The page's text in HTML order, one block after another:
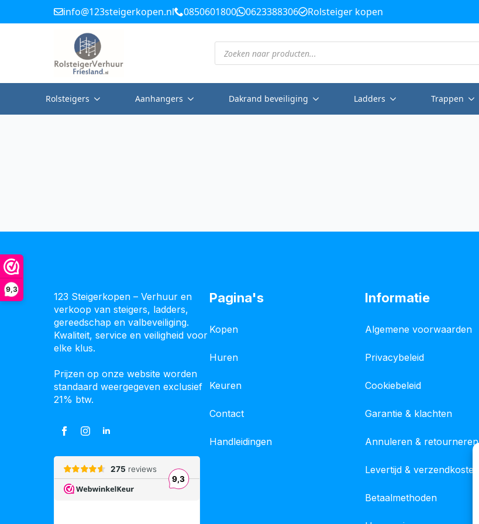
9,3
info@123steigerkopen.nl 0850601800 0623388306 Rolsteiger kopen
Producten
zoeken
Rolsteigers Aanhangers Dakrand beveiliging Ladders Trappen
123 Steigerkopen – Verhuur en
verkoop van steigers, ladders,
gereedschap en valbeveiliging.
Kwaliteit, service en veiligheid voor
elke klus.
Prijzen op onze website worden
standaard weergegeven exclusief
21% btw.
Pagina's
Kopen
Huren
Keuren
Contact
Handleidingen
Informatie
Algemene voorwaarden
Privacybeleid
Cookiebeleid
Garantie & klachten
Annuleren & retourneren
Levertijd & verzendkosten
Betaalmethoden